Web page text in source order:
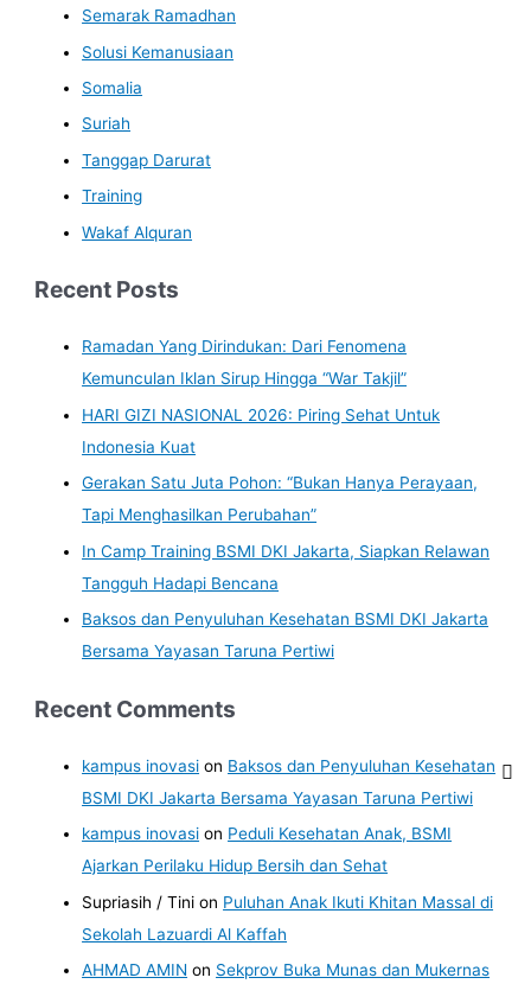
Semarak Ramadhan
Solusi Kemanusiaan
Somalia
Suriah
Tanggap Darurat
Training
Wakaf Alquran
Recent Posts
Ramadan Yang Dirindukan: Dari Fenomena
Kemunculan Iklan Sirup Hingga “War Takjil”
HARI GIZI NASIONAL 2026: Piring Sehat Untuk
Indonesia Kuat
Gerakan Satu Juta Pohon: “Bukan Hanya Perayaan,
Tapi Menghasilkan Perubahan”
In Camp Training BSMI DKI Jakarta, Siapkan Relawan
Tangguh Hadapi Bencana
Baksos dan Penyuluhan Kesehatan BSMI DKI Jakarta
Bersama Yayasan Taruna Pertiwi
Recent Comments
kampus inovasi on Baksos dan Penyuluhan Kesehatan
BSMI DKI Jakarta Bersama Yayasan Taruna Pertiwi
kampus inovasi on Peduli Kesehatan Anak, BSMI
Ajarkan Perilaku Hidup Bersih dan Sehat
Supriasih / Tini on Puluhan Anak Ikuti Khitan Massal di
Sekolah Lazuardi Al Kaffah
AHMAD AMIN on Sekprov Buka Munas dan Mukernas